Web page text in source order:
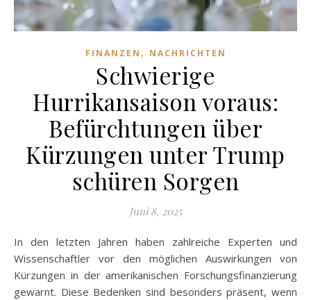
FINANZEN , NACHRICHTEN
Schwierige
Hurrikansaison voraus:
Befürchtungen über
Kürzungen unter Trump
schüren Sorgen
Juni 8, 2025
In den letzten Jahren haben zahlreiche Experten und
Wissenschaftler vor den möglichen Auswirkungen von
Kürzungen in der amerikanischen Forschungsfinanzierung
gewarnt. Diese Bedenken sind besonders präsent, wenn